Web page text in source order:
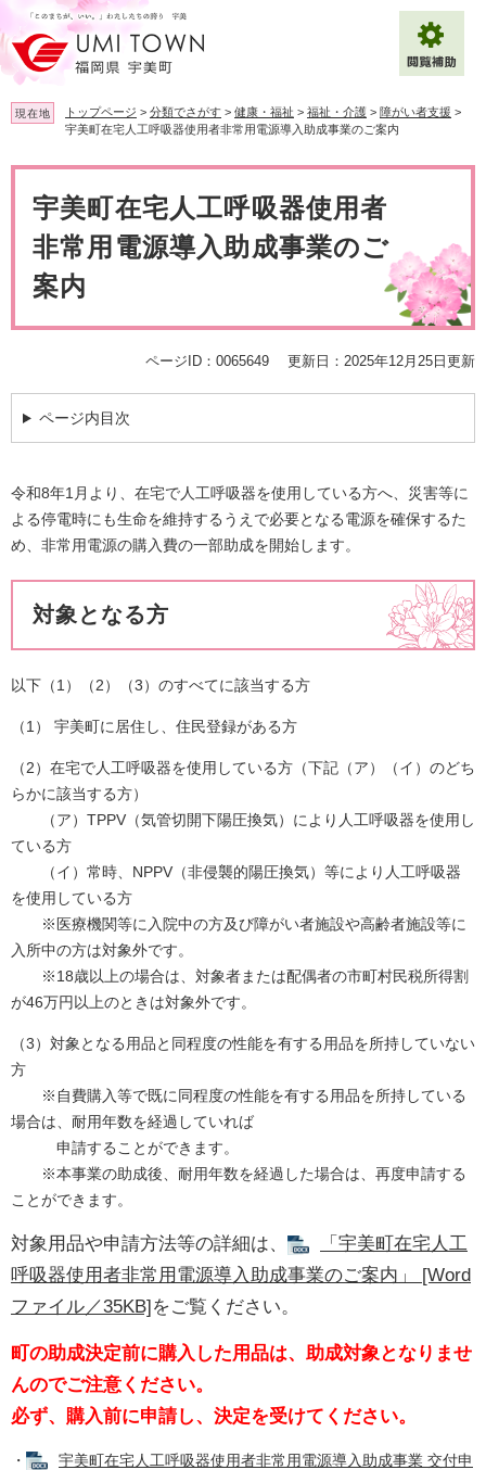
ー
ジ
の
先
頭
す
ニ
ュ
ー
を
飛
し
文字サイズ 標準 拡大
背景色変更 白 黒 青
Multilingual（English・中文・한글）
現在地 トップページ > 分類でさがす > 健康・福祉 > 福祉・介護 > 障がい者支援 >
宇美町在宅人工呼吸器使用者非常用電源導入助成事業のご案内
宇美町在宅人工呼吸器使用者
非常用電源導入助成事業のご
案内
ページID：0065649 更新日：2025年12月25日更新
ページ内目次
令和8年1月より、在宅で人工呼吸器を使用している方へ、災害等に
よる停電時にも生命を維持するうえで必要となる電源を確保するた
め、非常用電源の購入費の一部助成を開始します。
対象となる方
以下（1）（2）（3）のすべてに該当する方
（1） 宇美町に居住し、住民登録がある方
（2）在宅で人工呼吸器を使用している方（下記（ア）（イ）のどち
らかに該当する方）
（ア）TPPV（気管切開下陽圧換気）により人工呼吸器を使用し
ている方
（イ）常時、NPPV（非侵襲的陽圧換気）等により人工呼吸器
を使用している方
※医療機関等に入院中の方及び障がい者施設や高齢者施設等に
入所中の方は対象外です。
※18歳以上の場合は、対象者または配偶者の市町村民税所得割
が46万円以上のときは対象外です。
（3）対象となる用品と同程度の性能を有する用品を所持していない
方
※自費購入等で既に同程度の性能を有する用品を所持している
場合は、耐用年数を経過していれば
申請することができます。
※本事業の助成後、耐用年数を経過した場合は、再度申請する
ことができます。
対象用品や申請方法等の詳細は、
「宇美町在宅人工
呼吸器使用者非常用電源導入助成事業のご案内」 [Word
ファイル／35KB]をご覧ください。
町の助成決定前に購入した用品は、助成対象となりませ
んのでご注意ください。
必ず、購入前に申請し、決定を受けてください。
・
宇美町在宅人工呼吸器使用者非常用電源導入助成事業 交付申